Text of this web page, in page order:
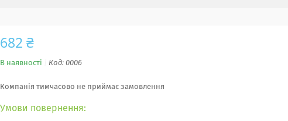
682 ₴
В наявності Код: 0006
Компанія тимчасово не приймає замовлення